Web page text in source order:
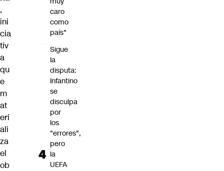
,
ini
cia
tiv
a
qu
e
m
at
eri
ali
za
el
ob
caro
como
país"
Sigue
la
disputa:
Infantino
se
disculpa
por
los
"errores",
pero
la
UEFA